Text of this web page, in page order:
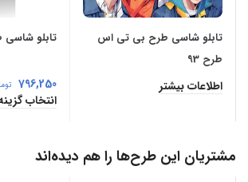
تابلو شاسی طرح بی تی اس
طرح 93
اطلاعات بیشتر
تابلو
796,250
انتخاب
مشتریان این طرح‌ها را هم دیده‌اند